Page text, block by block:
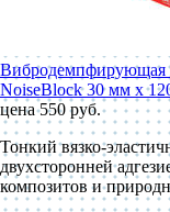
Вибродемпфирующая
NoiseBlock 30 мм x
цена 550 руб.
Тонкий вязко-
двухсторонней
композитов и